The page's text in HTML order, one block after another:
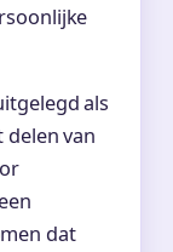
als
van
dat